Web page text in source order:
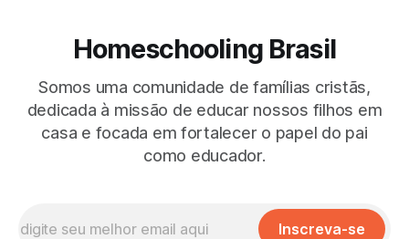
Homeschooling Brasil
Somos uma comunidade de famílias cristãs,
dedicada à missão de educar nossos filhos em
casa e focada em fortalecer o papel do pai
como educador.
Inscreva-se